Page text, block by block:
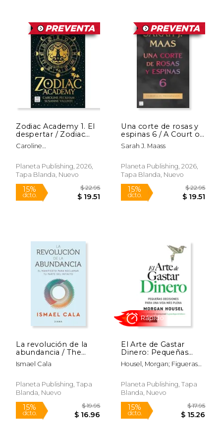
15%
dcto.
15%
dcto.
Zodiac Academy 1. El
despertar / Zodiac
Academy 1. The
Awakening
Caroline
;María Cárcamo
Planeta Publishing, 2026,
Tapa Blanda, Nuevo
Una corte de rosas y
espinas 6 / A Court of
Thorns and Roses 6
Sarah J. Maass
Planeta Publishing, 2026,
Tapa Blanda, Nuevo
15%
dcto.
La revolución de la
abundancia / The
Abundance
Revolution (Spanish
Ismael Cala
Planeta Publishing, Tapa
Blanda, Nuevo
El Arte de Gastar
Dinero: Pequeñas
Decisiones Para Una
Vida Más Plena / The
Money: Simpler
Choices for a Richer
Housel, Morgan; Figueras
Planeta Publishing, Tapa
Blanda, Nuevo